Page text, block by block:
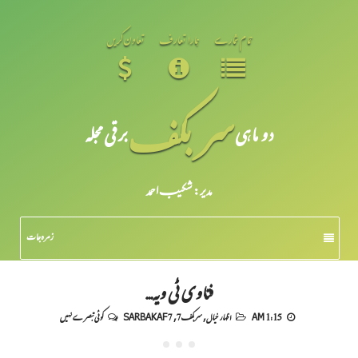
تمام شمارے ہمارا تعارف تعاون کریں
دو ماہیسر بکفبرقی مجلہ
مدیر: شکیبـ احمد
زمرہ جات
فتاوی ٹی ویہ...
1:15 AM اظہار خیال,سربکف7 ,
SARBAKAF 7 کوئی تبصرے نہیں